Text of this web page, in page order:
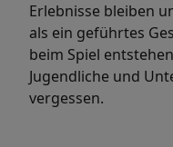
Erlebnisse bleiben
als ein geführtes
beim Spiel
Jugendliche und
vergessen.